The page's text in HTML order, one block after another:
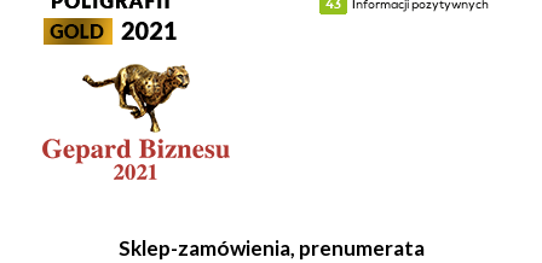
Sklep-zamówienia, prenumerata